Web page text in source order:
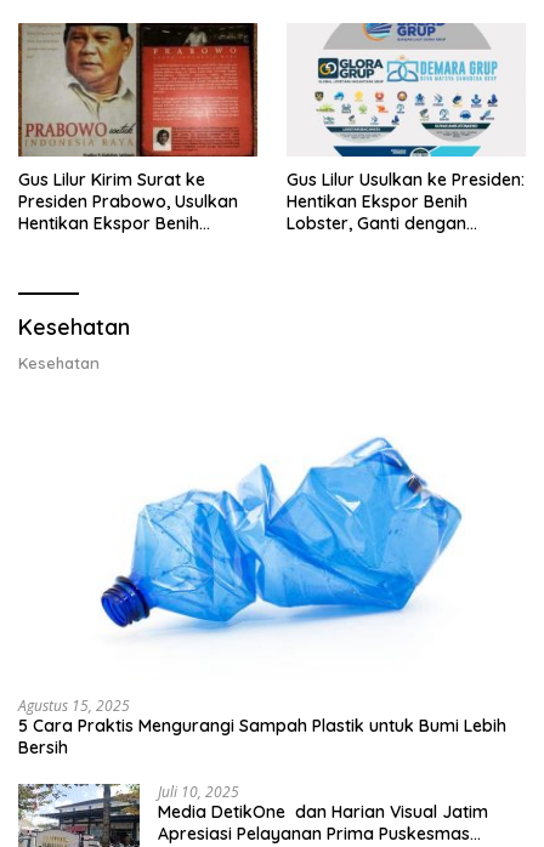
Gus Lilur Kirim Surat ke
Presiden Prabowo, Usulkan
Hentikan Ekspor Benih
Gus Lilur Usulkan ke Presiden:
Hentikan Ekspor Benih
Lobster, Ganti dengan
Kesehatan
Kesehatan
Agustus 15, 2025
5 Cara Praktis Mengurangi Sampah Plastik untuk Bumi Lebih
Bersih
Juli 10, 2025
Media DetikOne dan Harian Visual Jatim
Apresiasi Pelayanan Prima Puskesmas